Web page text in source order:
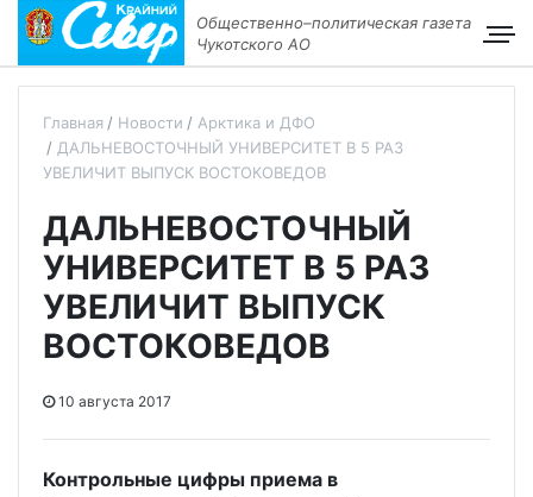
Общественно–политическая газета
Чукотского АО
Главная Новости
Арктика и ДФО
ДАЛЬНЕВОСТОЧНЫЙ УНИВЕРСИТЕТ В 5 РАЗ
УВЕЛИЧИТ ВЫПУСК ВОСТОКОВЕДОВ
ДАЛЬНЕВОСТОЧНЫЙ
УНИВЕРСИТЕТ В 5 РАЗ
УВЕЛИЧИТ ВЫПУСК
ВОСТОКОВЕДОВ
10 августа 2017
Контрольные цифры приема в